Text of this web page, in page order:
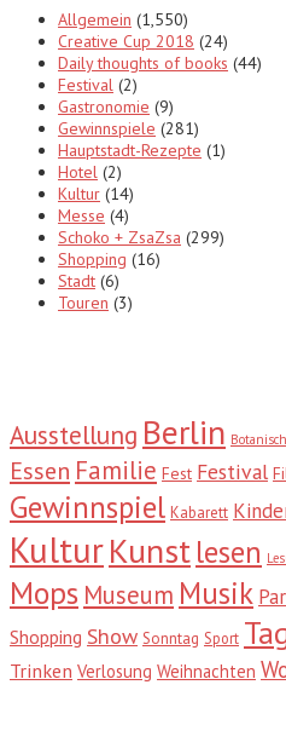
Allgemein (1,550)
Creative Cup 2018 (24)
Daily thoughts of books (44)
Festival (2)
Gastronomie (9)
Gewinnspiele (281)
Hauptstadt-Rezepte (1)
Hotel (2)
Kultur (14)
Messe (4)
Schoko + ZsaZsa (299)
Shopping (16)
Stadt (6)
Touren (3)
Ausstellung Berlin
Essen Familie Fest Festival
Gewinnspiel Kabarett
KulturKunstlesen
Mops Museum Musik
Shopping Show Sonntag Sport
Trinken Verlosung Weihnachten